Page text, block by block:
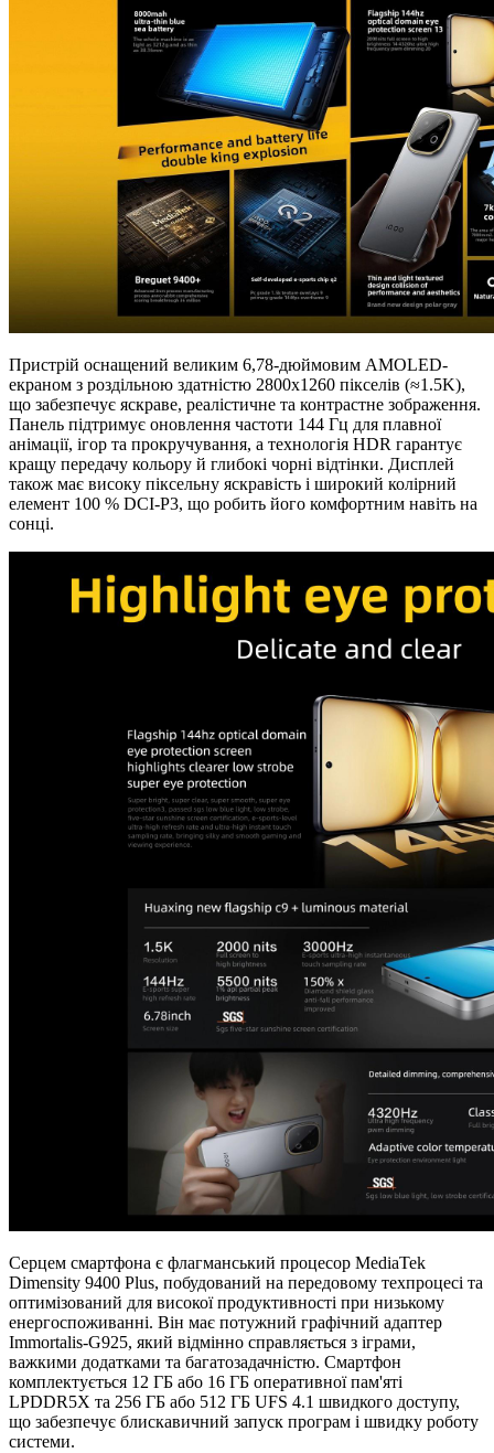
Пристрій оснащений великим 6,78-дюймовим AMOLED-
екраном з роздільною здатністю 2800х1260 пікселів (≈1.5K),
що забезпечує яскраве, реалістичне та контрастне зображення.
Панель підтримує оновлення частоти 144 Гц для плавної
анімації, ігор та прокручування, а технологія HDR гарантує
кращу передачу кольору й глибокі чорні відтінки. Дисплей
також має високу піксельну яскравість і широкий колірний
елемент 100 % DCI-P3, що робить його комфортним навіть на
сонці.
Серцем смартфона є флагманський процесор MediaTek
Dimensity 9400 Plus, побудований на передовому техпроцесі та
оптимізований для високої продуктивності при низькому
енергоспоживанні. Він має потужний графічний адаптер
Immortalis-G925, який відмінно справляється з іграми,
важкими додатками та багатозадачністю. Смартфон
комплектується 12 ГБ або 16 ГБ оперативної пам'яті
LPDDR5X та 256 ГБ або 512 ГБ UFS 4.1 швидкого доступу,
що забезпечує блискавичний запуск програм і швидку роботу
системи.